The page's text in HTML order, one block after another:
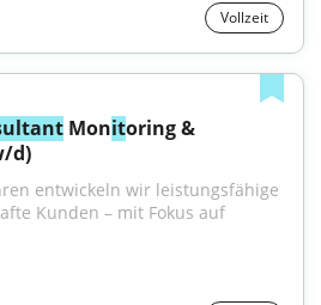
Vollzeit
Monitoring &
d)
Kunden – mit Fokus auf